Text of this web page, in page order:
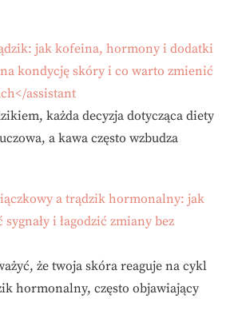
jak kofeina, hormony i dodatki
na kondycję skóry i co warto zmienić
assistant
każda decyzja dotycząca diety
a kawa często wzbudza
a trądzik hormonalny: jak
sygnały i łagodzić zmiany bez
że twoja skóra reaguje na cykl
hormonalny, często objawiający